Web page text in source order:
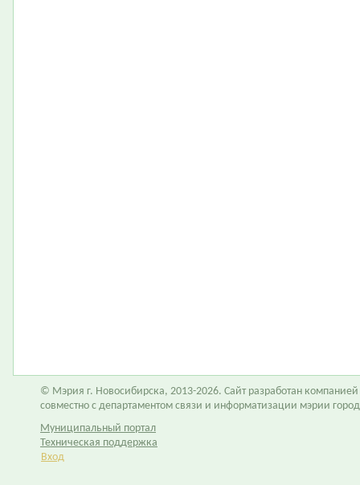
© Мэрия г. Новосибирска, 2013-2026. Сайт разработан компанией
совместно с департаментом связи и информатизации мэрии
Муниципальный портал
Техническая поддержка
Вход